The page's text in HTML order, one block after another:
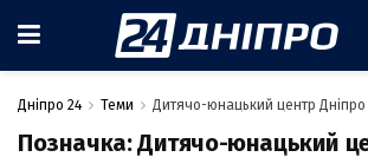
Дніпро 24 Теми Дитячо-юнацький центр Дніпро
Позначка:Дитячо-юнацький